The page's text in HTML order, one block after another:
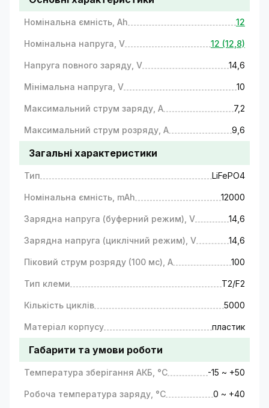
Номінальна ємність, Ah 12
Номінальна напруга, V 12 (12,8)
Напруга повного заряду, V 14,6
Мінімальна напруга, V 10
Максимальний струм заряду, A 7,2
Максимальний струм розряду, A 9,6
Загальні характеристики
Тип LiFePO4
Номінальна ємність, mAh 12000
Зарядна напруга (буферний режим), V 14,6
Зарядна напруга (циклічний режим), V 14,6
Піковий струм розряду (100 мс), A 100
Тип клеми T2/F2
Кількість циклів 5000
Матеріал корпусу пластик
Габарити та умови роботи
Температура зберігання АКБ, °C -15 ~ +50
Робоча температура заряду, °C 0 ~ +40